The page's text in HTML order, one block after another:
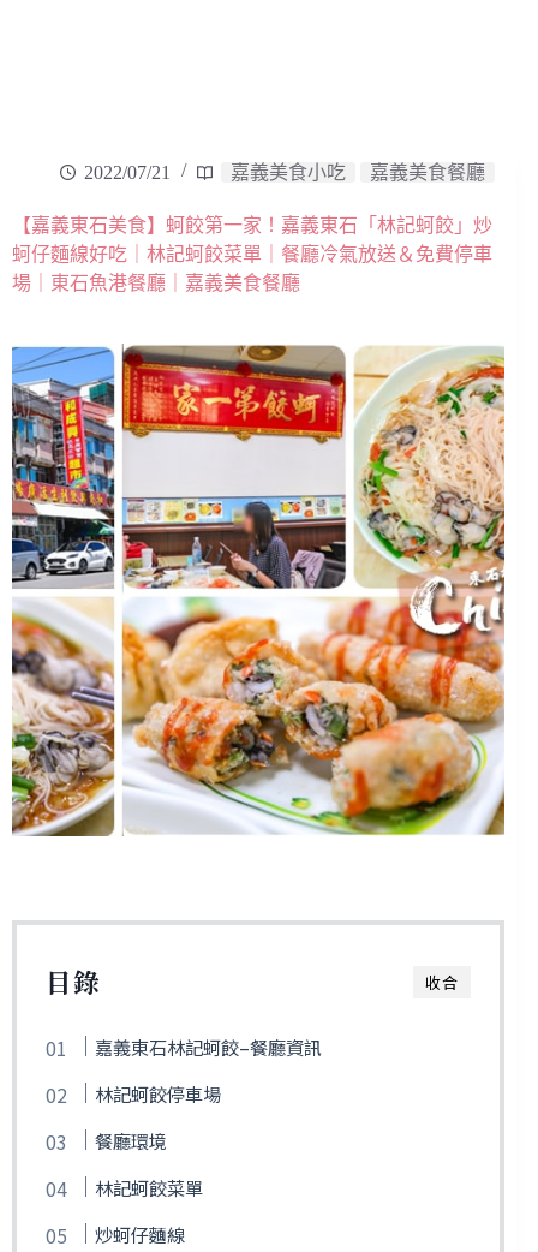
2022/07/21 嘉義美食小吃 嘉義美食餐廳
【嘉義東石美食】蚵餃第一家！嘉義東石「林記蚵餃」炒
蚵仔麵線好吃｜林記蚵餃菜單｜餐廳冷氣放送＆免費停車
場｜東石魚港餐廳｜嘉義美食餐廳
收合
目錄
嘉義東石林記蚵餃–餐廳資訊
林記蚵餃停車場
餐廳環境
林記蚵餃菜單
炒蚵仔麵線